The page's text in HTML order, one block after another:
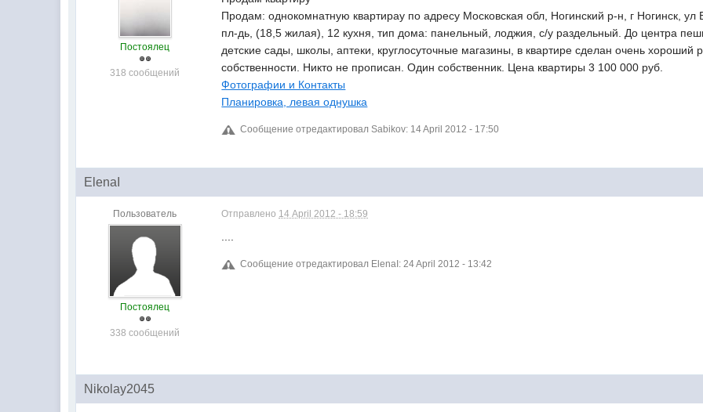
Постоялец
318 сообщений
Продам: однокомнатную квартирау по адресу Московская обл, Ногинский р-н, г Ногинск,
пл-дь, (18,5 жилая), 12 кухня, тип дома: панельный, лоджия, с/у раздельный. До центра
детские сады, школы, аптеки, круглосуточные магазины, в квартире сделан очень
собственности. Никто не прописан. Один собственник. Цена квартиры 3 100 000 руб.
Фотографии и Контакты
Планировка, левая однушка
Сообщение отредактировал Sabikov: 14 April 2012 - 17:50
ElenaI
Пользователь
Постоялец
338 сообщений
Отправлено 14 April 2012 - 18:59
Сообщение отредактировал ElenaI: 24 April 2012 - 13:42
Nikolay2045